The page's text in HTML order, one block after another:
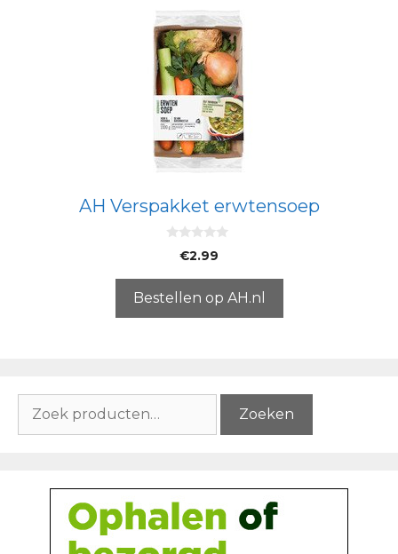
AH Verspakket erwtensoep
5
€2.99
Bestellen op AH.nl
naar:
Zoeken